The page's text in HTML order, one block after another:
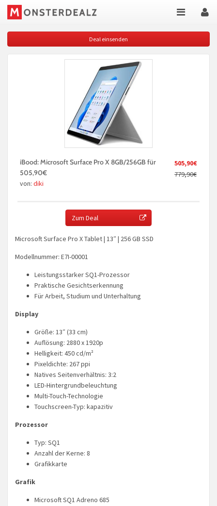
Deal einsenden
505,90€
779,90€
iBood: Microsoft Surface Pro X 8GB/256GB für
505,90€
von: diki
Zum Deal
Microsoft Surface Pro X Tablet | 13″ | 256 GB SSD
Modellnummer: E7I-00001
Leistungsstarker SQ1-Prozessor
Praktische Gesichtserkennung
Für Arbeit, Studium und Unterhaltung
Display
Größe: 13″ (33 cm)
Auflösung: 2880 x 1920p
Helligkeit: 450 cd/m²
Pixeldichte: 267 ppi
Natives Seitenverhältnis: 3:2
LED-Hintergrundbeleuchtung
Multi-Touch-Technologie
Touchscreen-Typ: kapazitiv
Prozessor
Typ: SQ1
Anzahl der Kerne: 8
Grafikkarte
Grafik
Microsoft SQ1 Adreno 685